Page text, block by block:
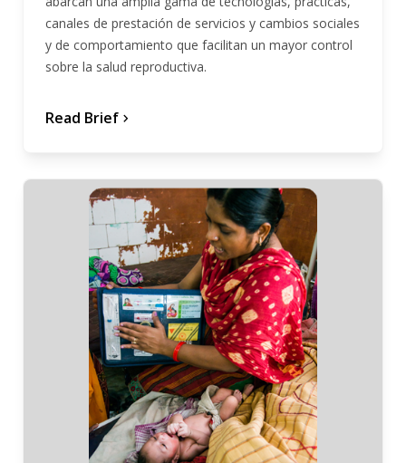
canales de prestación de servicios y cambios sociales
y de comportamiento que facilitan un mayor control
sobre la salud reproductiva.
Read Brief chevron_forward